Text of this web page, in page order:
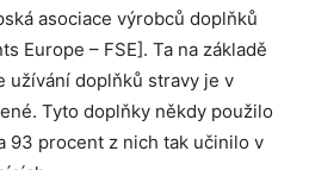
asociace výrobců doplňků
Europe – FSE]. Ta na základě
užívání doplňků stravy je v
Tyto doplňky někdy použilo
93 procent z nich tak učinilo v